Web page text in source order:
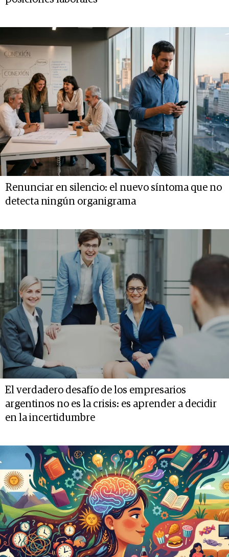
Renunciar en silencio: el nuevo síntoma que no
detecta ningún organigrama
El verdadero desafío de los empresarios
argentinos no es la crisis: es aprender a decidir
en la incertidumbre